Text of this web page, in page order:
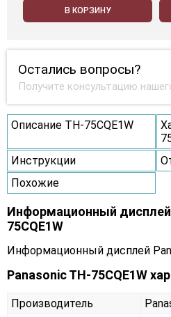
В КОРЗИНУ
Остались вопросы?
Получите консультацию
Описание TH-75CQE1W
Инструкции
Похожие
Информационный дисплей
75CQE1W
Информационный дисплей
Panasonic TH-75CQE1W
Производитель